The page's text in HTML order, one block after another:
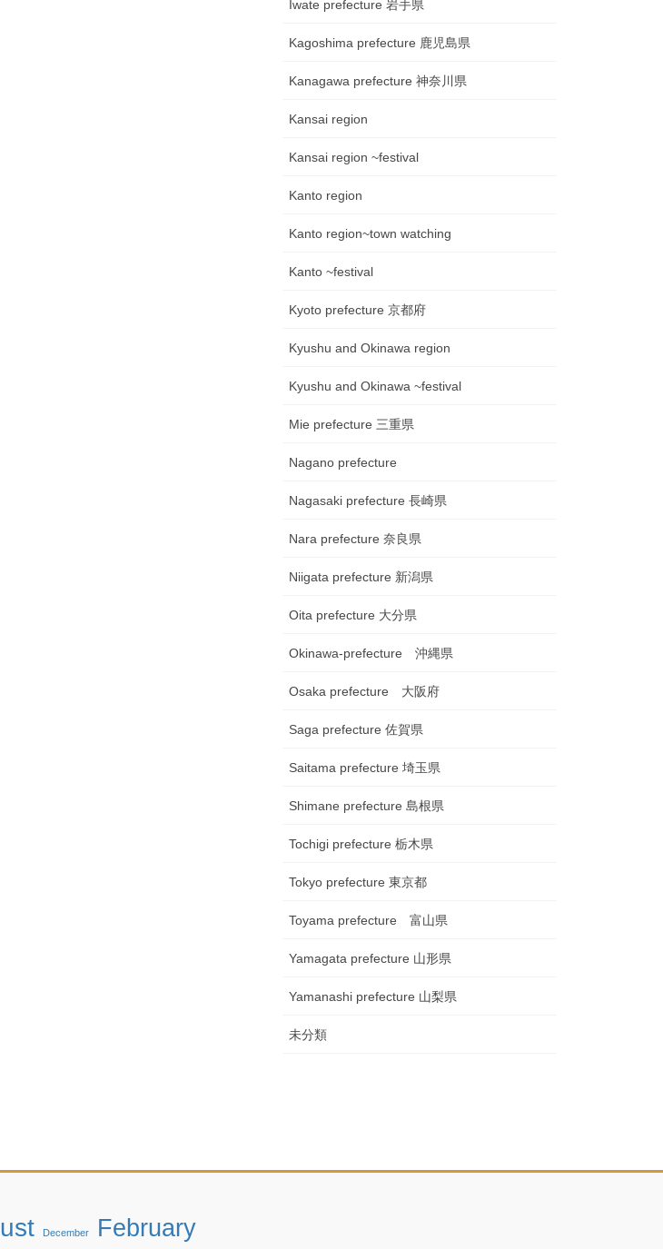
Iwate prefecture 岩手県
Kagoshima prefecture 鹿児島県
Kanagawa prefecture 神奈川県
Kansai region
Kansai region ~festival
Kanto region
Kanto region~town watching
Kanto ~festival
Kyoto prefecture 京都府
Kyushu and Okinawa region
Kyushu and Okinawa ~festival
Mie prefecture 三重県
Nagano prefecture
Nagasaki prefecture 長崎県
Nara prefecture 奈良県
Niigata prefecture 新潟県
Oita prefecture 大分県
Okinawa-prefecture 沖縄県
Osaka prefecture 大阪府
Saga prefecture 佐賀県
Saitama prefecture 埼玉県
Shimane prefecture 島根県
Tochigi prefecture 栃木県
Tokyo prefecture 東京都
Toyama prefecture 富山県
Yamagata prefecture 山形県
Yamanashi prefecture 山梨県
未分類
December February